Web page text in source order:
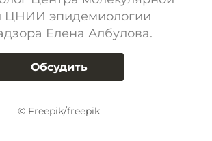
ЦНИИ эпидемиологии
Елена Албулова.
Обсудить
© Freepik/freepik